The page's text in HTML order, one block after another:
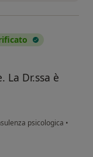
La Dr.ssa è
psicologica •